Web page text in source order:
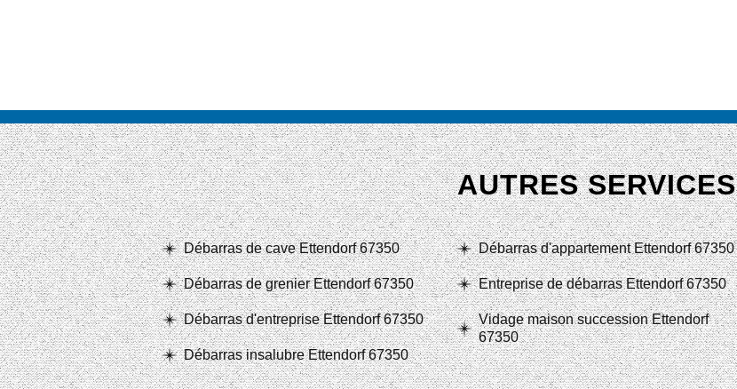
AUTRES SERVICES
Débarras de cave Ettendorf 67350
Débarras de grenier Ettendorf 67350
Débarras d'entreprise Ettendorf 67350
Débarras insalubre Ettendorf 67350
Débarras d'appartement Ettendorf 67350
Entreprise de débarras Ettendorf 67350
Vidage maison succession Ettendorf
67350